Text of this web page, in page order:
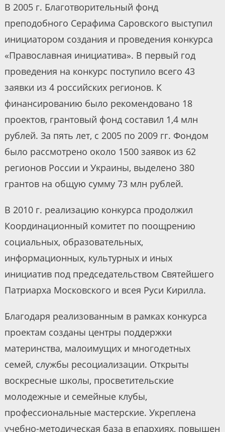
В 2005 г. Благотворительный фонд
преподобного Серафима Саровского выступил
инициатором создания и проведения конкурса
«Православная инициатива». В первый год
проведения на конкурс поступило всего 43
заявки из 4 российских регионов. К
финансированию было рекомендовано 18
проектов, грантовый фонд составил 1,4 млн
рублей. За пять лет, с 2005 по 2009 гг. Фондом
было рассмотрено около 1500 заявок из 62
регионов России и Украины, выделено 380
грантов на общую сумму 73 млн рублей.
В 2010 г. реализацию конкурса продолжил
Координационный комитет по поощрению
социальных, образовательных,
информационных, культурных и иных
инициатив под председательством Святейшего
Патриарха Московского и всея Руси Кирилла.
Благодаря реализованным в рамках конкурса
проектам созданы центры поддержки
материнства, малоимущих и многодетных
семей, службы ресоциализации. Открыты
воскресные школы, просветительские
молодежные и семейные клубы,
профессиональные мастерские. Укреплена
учебно-методическая база в епархиях, повышен